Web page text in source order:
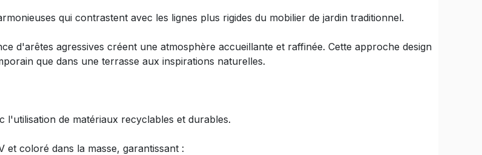
qui contrastent avec les lignes plus rigides du mobilier de jardin traditionnel.
d'arêtes agressives créent une atmosphère accueillante et raffinée. Cette approche design
que dans une terrasse aux inspirations naturelles.
l'utilisation de matériaux recyclables et durables.
coloré dans la masse, garantissant :